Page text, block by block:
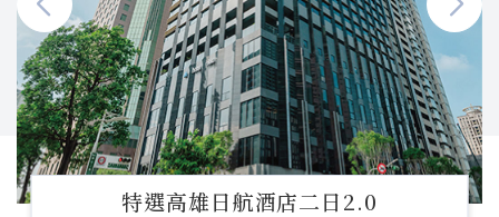
特選高雄日航酒店二日2.0